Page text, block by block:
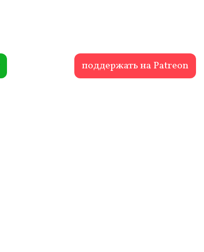
поддержать на Patreon